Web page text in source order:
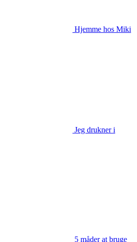
Hjemme hos Miki
Jeg drukner i
5 måder at bruge